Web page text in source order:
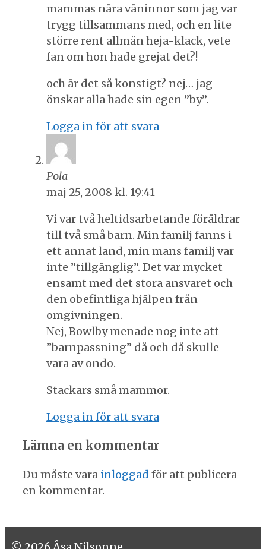
mammas nära väninnor som jag var
trygg tillsammans med, och en lite
större rent allmän heja-klack, vete
fan om hon hade grejat det?!
och är det så konstigt? nej… jag
önskar alla hade sin egen ”by”.
Logga in för att svara
Pola
maj 25, 2008 kl. 19:41
Vi var två heltidsarbetande föräldrar
till två små barn. Min familj fanns i
ett annat land, min mans familj var
inte ”tillgänglig”. Det var mycket
ensamt med det stora ansvaret och
den obefintliga hjälpen från
omgivningen.
Nej, Bowlby menade nog inte att
”barnpassning” då och då skulle
vara av ondo.
Stackars små mammor.
Logga in för att svara
Lämna en kommentar
Du måste vara inloggad för att publicera
en kommentar.